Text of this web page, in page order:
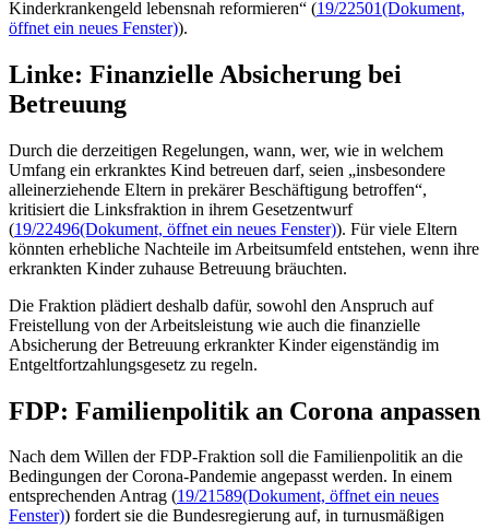
Kinderkrankengeld lebensnah reformieren“ (19/22501(Dokument,
öffnet ein neues Fenster)).
Linke: Finanzielle Absicherung bei
Betreuung
Durch die derzeitigen Regelungen, wann, wer, wie in welchem
Umfang ein erkranktes Kind betreuen darf, seien „insbesondere
alleinerziehende Eltern in prekärer Beschäftigung betroffen“,
kritisiert die Linksfraktion in ihrem Gesetzentwurf
(19/22496(Dokument, öffnet ein neues Fenster)). Für viele Eltern
könnten erhebliche Nachteile im Arbeitsumfeld entstehen, wenn ihre
erkrankten Kinder zuhause Betreuung bräuchten.
Die Fraktion plädiert deshalb dafür, sowohl den Anspruch auf
Freistellung von der Arbeitsleistung wie auch die finanzielle
Absicherung der Betreuung erkrankter Kinder eigenständig im
Entgeltfortzahlungsgesetz zu regeln.
FDP: Familienpolitik an Corona anpassen
Nach dem Willen der FDP-Fraktion soll die Familienpolitik an die
Bedingungen der Corona-Pandemie angepasst werden. In einem
entsprechenden Antrag (19/21589(Dokument, öffnet ein neues
Fenster)) fordert sie die Bundesregierung auf, in turnusmäßigen